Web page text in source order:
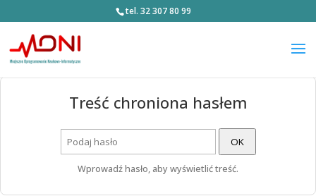
tel. 32 307 80 99
Treść chroniona hasłem
OK
Wprowadź hasło, aby wyświetlić treść.